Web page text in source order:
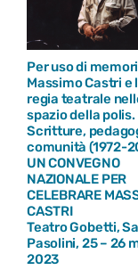
Per uso di
Massimo Castri e
regia teatrale
spazio della polis.
Scritture,
comunità (1972-
UN CONVEGNO
NAZIONALE PER
CELEBRARE
CASTRI
Teatro Gobetti,
Pasolini, 25 – 26
2023